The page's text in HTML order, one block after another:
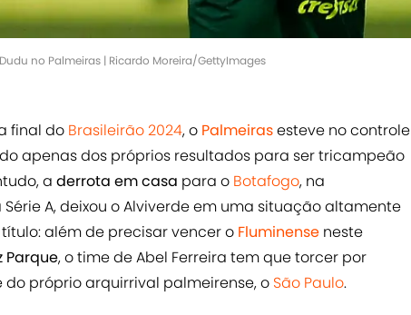
no Palmeiras | Ricardo Moreira/GettyImages
final do Brasileirão 2024, o Palmeirasesteve no controle
apenas dos próprios resultados para ser tricampeão
a derrota em casa para o Botafogo, na
A, deixou o Alviverde em uma situação altamente
além de precisar vencer o Fluminense neste
Parque, o time de Abel Ferreira tem que torcer por
próprio arquirrival palmeirense, o São Paulo.